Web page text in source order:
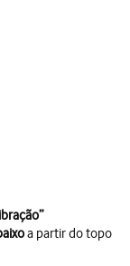
”
a partir do topo